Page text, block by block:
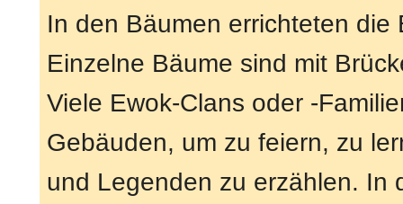
In den Bäumen errichteten
Einzelne Bäume sind mit
Viele Ewok-Clans oder -
Gebäuden, um zu feiern, zu
und Legenden zu erzählen. In